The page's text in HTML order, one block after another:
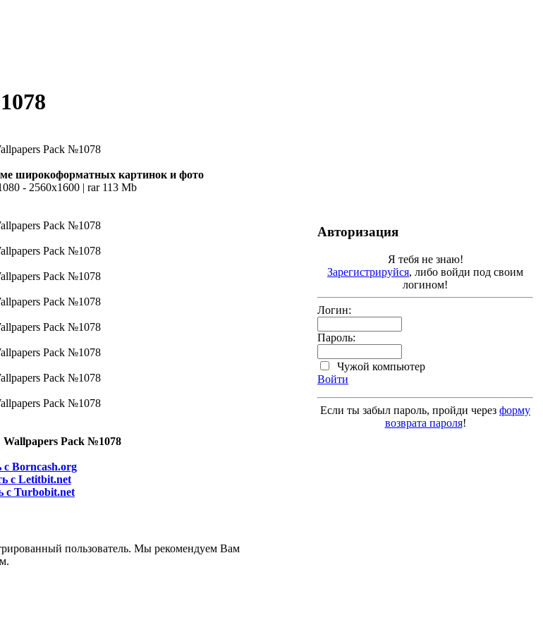
широкоформатных картинок и фото
- 2560x1600 | rar 113 Mb
Wallpapers Pack №1078
с Borncash.org
с Letitbit.net
с Turbobit.net
пользователь. Мы рекомендуем Вам
Авторизация
Я тебя не знаю!
Зарегистрируйся, либо войди под своим
логином!
Логин:
Пароль:
Чужой компьютер
Войти
Если ты забыл пароль, пройди через форму
возврата пароля!